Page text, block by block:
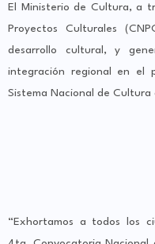
El Ministerio de Cultura, a
Proyectos Culturales
desarrollo cultural, y
integración regional en el
Sistema Nacional de Cultura
“Exhortamos a todos los